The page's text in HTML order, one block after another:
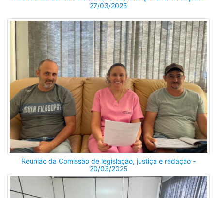
27/03/2025
Reunião da Comissão de legislação, justiça e redação -
20/03/2025